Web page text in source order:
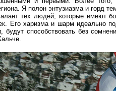
Я полон энтузиазма и горд
тех людей, которые имеют
Его харизма и шарм идеально
будут способствовать без